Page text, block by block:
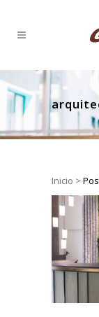
Inicio >